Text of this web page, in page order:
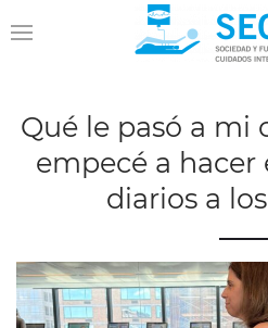
Qué le pasó a mi
empecé a
diarios a